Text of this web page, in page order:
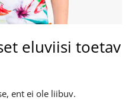
eluviisi toetav
ent ei ole liibuv.